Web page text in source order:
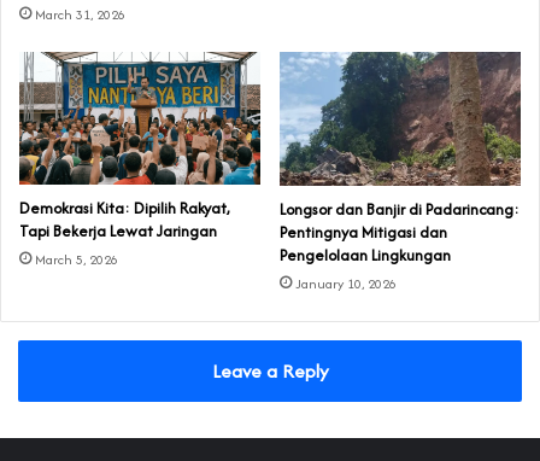
March 31, 2026
Demokrasi Kita: Dipilih Rakyat,
Tapi Bekerja Lewat Jaringan
March 5, 2026
Longsor dan Banjir di Padarincang:
Pentingnya Mitigasi dan
Pengelolaan Lingkungan
January 10, 2026
Leave a Reply